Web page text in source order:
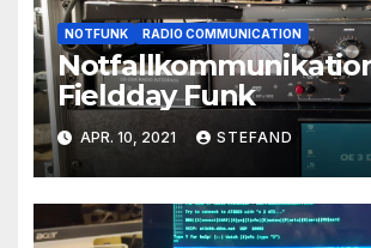
NOTFUNK RADIO COMMUNICATION
Fieldday Funk
APR. 10, 2021 STEFAND